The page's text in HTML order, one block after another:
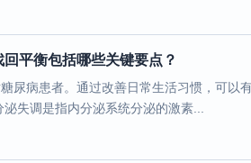
平衡包括哪些关键要点？
尿病患者。通过改善日常生活习惯，可以
失调是指内分泌系统分泌的激素...